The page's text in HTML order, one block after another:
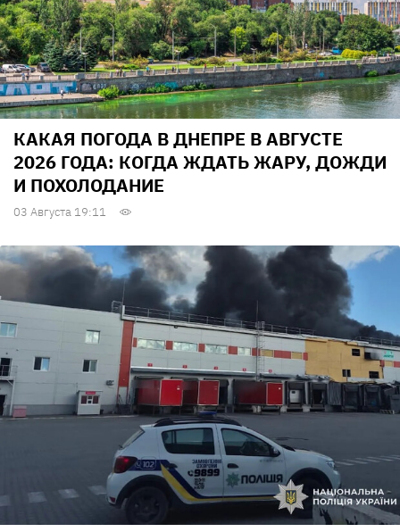
КАКАЯ ПОГОДА В ДНЕПРЕ В АВГУСТЕ
2026 ГОДА: КОГДА ЖДАТЬ ЖАРУ, ДОЖДИ
И ПОХОЛОДАНИЕ
03 Августа 19:11